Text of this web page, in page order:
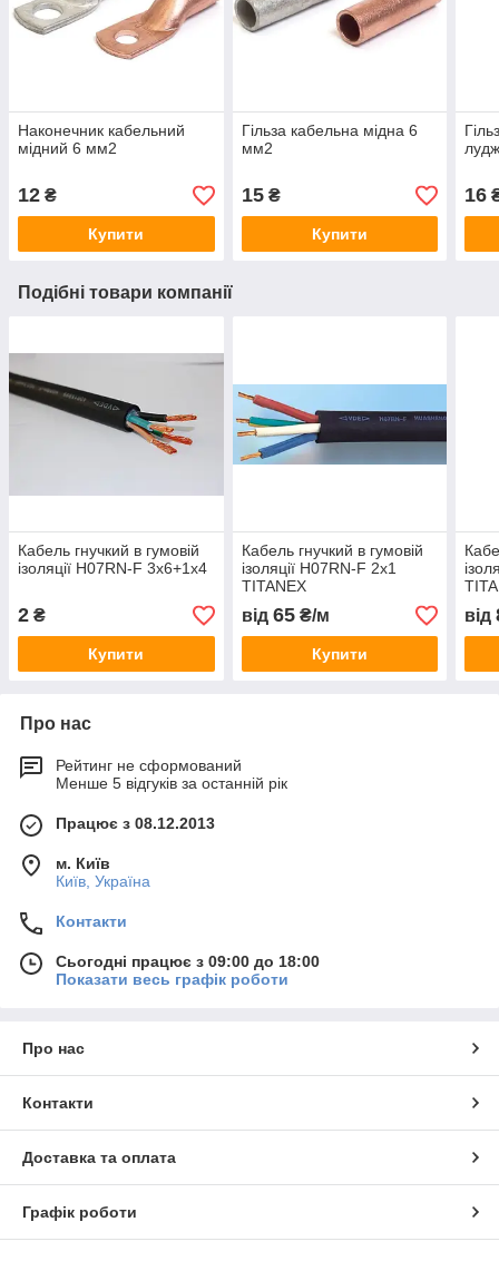
Наконечник кабельний
мідний 6 мм2
12 ₴
Купити
Гільза кабельна мідна 6
мм2
15₴
Купити
16
Подібні товари компанії
Кабель гнучкий в гумовій
ізоляції H07RN-F 3х6+1х4
2 ₴
Купити
Кабель гнучкий в гумовій
ізоляції H07RN-F 2х1
TITANEX
від 65₴/м
Купити
від
Про нас
Рейтинг не сформований
Менше 5 відгуків за останній рік
Працює з 08.12.2013
м. Київ
Київ, Україна
Контакти
Сьогодні працює з 09:00 до 18:00
Показати весь графік роботи
Про нас
Контакти
Доставка та оплата
Графік роботи